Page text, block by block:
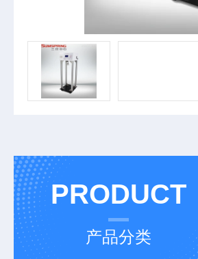
PRODUCT
产品分类